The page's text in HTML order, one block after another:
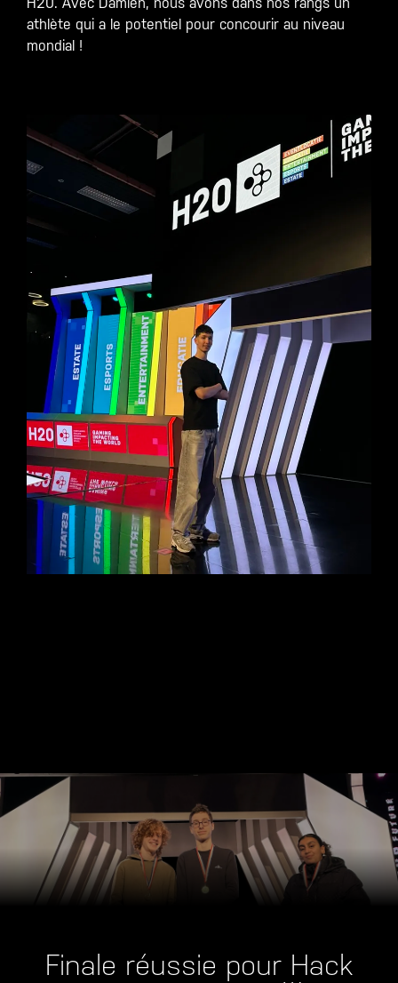
athlète qui a le potentiel pour concourir au niveau
mondial !
Finale réussie pour Hack